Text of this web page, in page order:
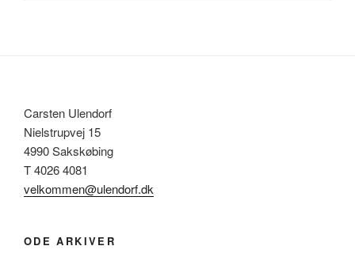
Carsten Ulendorf
Nielstrupvej 15
4990 Sakskøbing
T 4026 4081
velkommen@ulendorf.dk
ODE ARKIVER